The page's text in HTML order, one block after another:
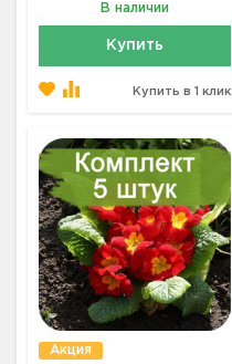
В наличии
Купить
Купить в 1 клик
Акция